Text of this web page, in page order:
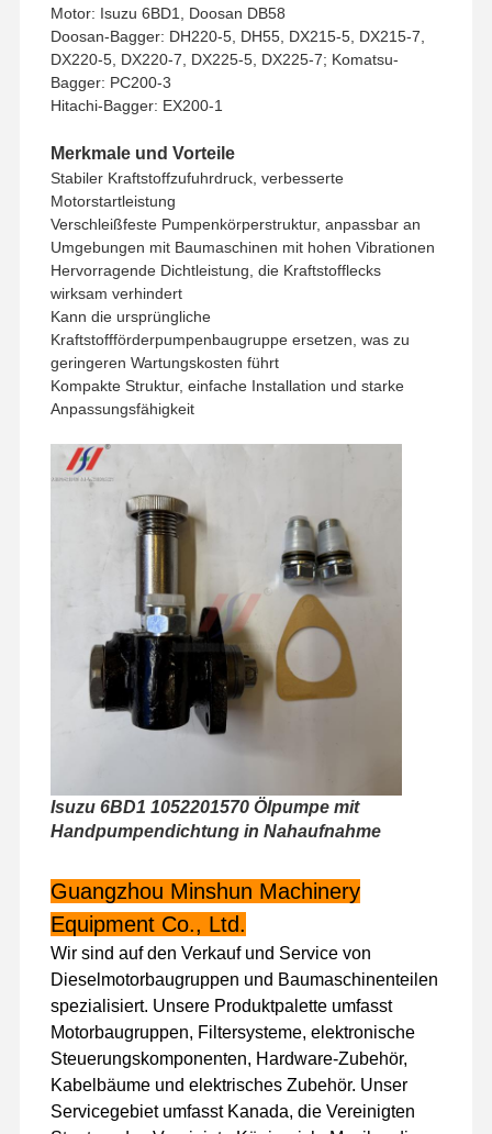
VR-Show
WerksbesichtQualitätskont
Rolle
Kontakt Mit
Perkins Engine
Yanmar-Motor
Kubota-Motor
Isuzu-Motor
Cummins Motor
Motor: Isuzu 6BD1, Doosan DB58
Doosan-Bagger: DH220-5, DH55, DX215-5, DX215-7,
DX220-5, DX220-7, DX225-5, DX225-7; Komatsu-
Bagger: PC200-3
Hitachi-Bagger: EX200-1
Merkmale und Vorteile
Stabiler Kraftstoffzufuhrdruck, verbesserte
Motorstartleistung
Verschleißfeste Pumpenkörperstruktur, anpassbar an
Umgebungen mit Baumaschinen mit hohen Vibrationen
Hervorragende Dichtleistung, die Kraftstofflecks
wirksam verhindert
Kann die ursprüngliche
Kraftstoffförderpumpenbaugruppe ersetzen, was zu
geringeren Wartungskosten führt
Kompakte Struktur, einfache Installation und starke
Anpassungsfähigkeit
Isuzu 6BD1 1052201570 Ölpumpe mit
Handpumpendichtung in Nahaufnahme
Guangzhou Minshun Machinery
Equipment Co., Ltd.
Wir sind auf den Verkauf und Service von
Dieselmotorbaugruppen und Baumaschinenteilen
spezialisiert. Unsere Produktpalette umfasst
Motorbaugruppen, Filtersysteme, elektronische
Steuerungskomponenten, Hardware-Zubehör,
Kabelbäume und elektrisches Zubehör. Unser
Servicegebiet umfasst Kanada, die Vereinigten